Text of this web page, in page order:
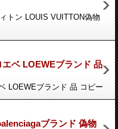
トン LOUIS VUITTON偽物
ベ LOEWEブランド 品
LOEWEブランド 品 コピー
ブランド 偽物